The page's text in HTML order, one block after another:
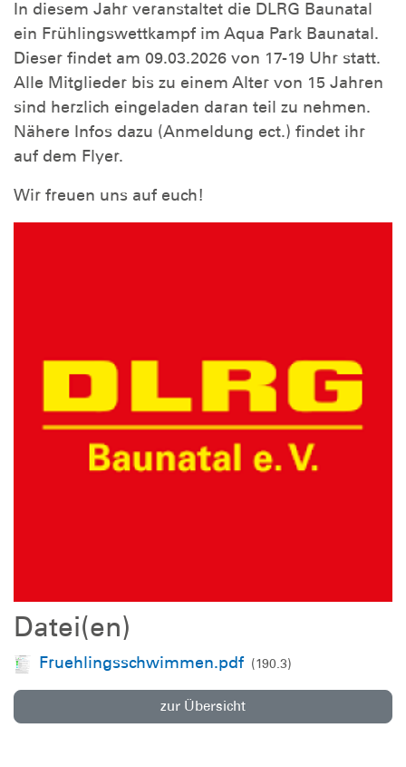
In diesem Jahr veranstaltet die DLRG Baunatal
ein Frühlingswettkampf im Aqua Park Baunatal.
Dieser findet am 09.03.2026 von 17-19 Uhr statt.
Alle Mitglieder bis zu einem Alter von 15 Jahren
sind herzlich eingeladen daran teil zu nehmen.
Nähere Infos dazu (Anmeldung ect.) findet ihr
auf dem Flyer.
Wir freuen uns auf euch!
Datei(en)
Fruehlingsschwimmen.pdf (190.3)
zur Übersicht